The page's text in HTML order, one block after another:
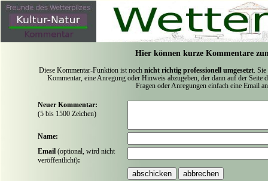
Hier können kurze Kommentare
Diese Kommentar-Funktion ist noch nicht richtig professionell umgesetzt .
Kommentar, eine Anregung oder Hinweis abzugeben, der dann auf der
Fragen oder Anregungen einfach eine Email
Neuer Kommentar:
(5 bis 1500 Zeichen)
Name:
Email (optional, wird nicht
veröffentlicht):